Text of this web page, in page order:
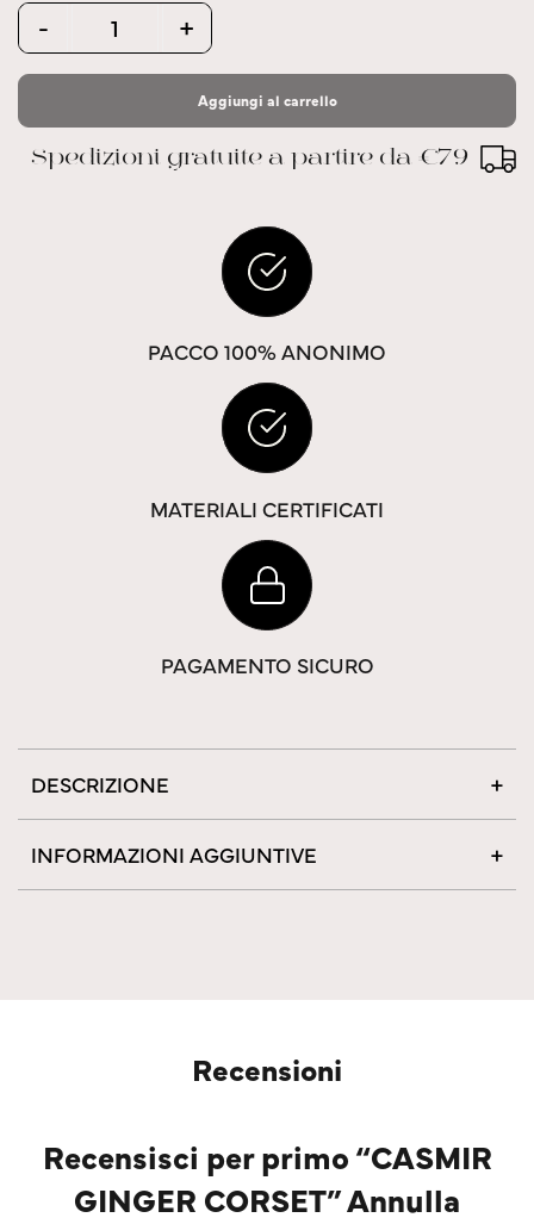
Quantity
- +
Aggiungi al carrello
Spedizioni gratuite a partire da €79
PACCO 100% ANONIMO
MATERIALI CERTIFICATI
PAGAMENTO SICURO
DESCRIZIONE
INFORMAZIONI AGGIUNTIVE
Recensioni
Recensisci per primo “CASMIR
GINGER CORSET” Annulla